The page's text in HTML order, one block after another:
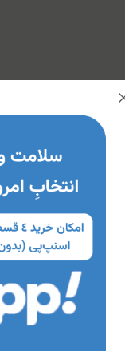
پزشک مشورت شود.
درمان و پیشگیری از
توضیحات تخصصی